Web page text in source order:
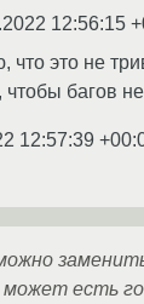
12:56:15
что это не
багов
12:57:39
есть